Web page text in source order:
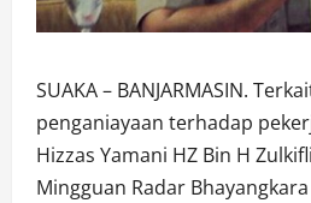
SUAKA – BANJARMASIN.
penganiayaan terhadap
Hizzas Yamani HZ Bin H
Mingguan Radar